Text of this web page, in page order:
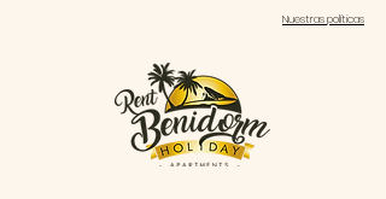
Nuestras políticas